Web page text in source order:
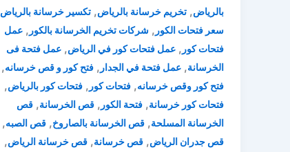
بالرياض, تخريم خرسانة بالرياض, تكسير خرسانة بالرياض
سعر فتحات الكور , شركات تخريم الخرسانة بالكور , عمل
فتحات كور , عمل فتحات كور في الرياض, عمل فتحة فى
الخرسانة, عمل فتحة في الجدار , فتح كور و قص خرسانه,
فتح كور وقص خرسانه, فتحات كور , فتحات كور بالرياض,
فتحات كور خرسانة, فتحة الكور , قص الخرسانة, قص
الخرسانة المسلحة, قص الخرسانة بالصاروخ, قص الصبه,
قص جدران الرياض, قص خرسانة, قص خرسانة الرياض,